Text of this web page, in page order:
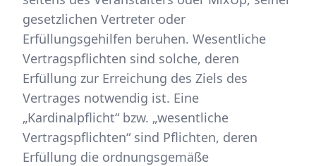
gesetzlichen Vertreter oder
Erfüllungsgehilfen beruhen. Wesentliche
Vertragspflichten sind solche, deren
Erfüllung zur Erreichung des Ziels des
Vertrages notwendig ist. Eine
„Kardinalpflicht“ bzw. „wesentliche
Vertragspflichten“ sind Pflichten, deren
Erfüllung die ordnungsgemäße